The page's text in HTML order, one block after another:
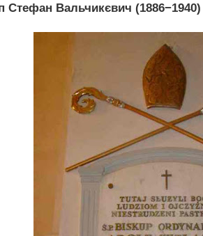
Стефан Вальчикєвич (1886−1940)